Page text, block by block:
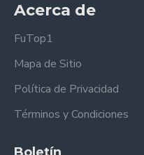
Acerca de
FuTop1
Mapa de Sitio
Política de Privacidad
Términos y Condiciones